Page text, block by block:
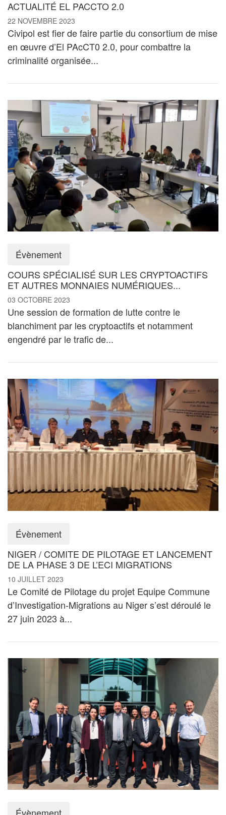
ACTUALITÉ EL PACCTO 2.0
22 NOVEMBRE 2023
Civipol est fier de faire partie du consortium de mise
en œuvre d’El PAcCT0 2.0, pour combattre la
criminalité organisée...
Évènement
COURS SPÉCIALISÉ SUR LES CRYPTOACTIFS
ET AUTRES MONNAIES NUMÉRIQUES...
03 OCTOBRE 2023
Une session de formation de lutte contre le
blanchiment par les cryptoactifs et notamment
engendré par le trafic de...
Évènement
NIGER / COMITE DE PILOTAGE ET LANCEMENT
DE LA PHASE 3 DE L’ECI MIGRATIONS
10 JUILLET 2023
Le Comité de Pilotage du projet Equipe Commune
d’Investigation-Migrations au Niger s’est déroulé le
27 juin 2023 à...